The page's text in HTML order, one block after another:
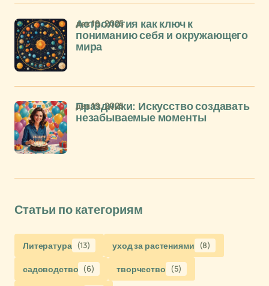
Астрология как ключ к
пониманию себя и окружающего
мира
дек 19, 2025
Праздники: Искусство создавать
незабываемые моменты
дек 19, 2025
Статьи по категориям
Литература (13) уход за растениями (8)
садоводство (6) творчество (5)